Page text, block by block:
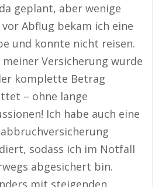
geplant, aber wenige
vor Abflug bekam ich eine
und konnte nicht reisen.
meiner Versicherung wurde
komplette Betrag
– ohne lange
Ich habe auch eine
sodass ich im Notfall
abgesichert bin.
mit steigenden